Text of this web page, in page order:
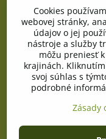
Obchodné
Reklamačné
Ochrana
Pravidlá cookies
Vyžiadanie
Cookies
webovej stránky,
údajov o jej
nástroje a služby
môžu preniesť
krajinách.
svoj súhlas s
podrobné
Zásady